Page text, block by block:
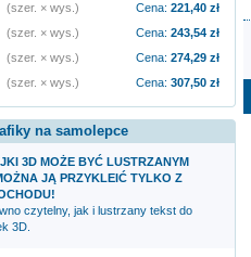
(szer. × wys.) Cena: 221,40zł
(szer. × wys.) Cena: 243,54zł
(szer. × wys.) Cena: 274,29zł
(szer. × wys.) Cena: 307,50zł
na samolepce
3D MOŻE BYĆ LUSTRZANYM
JĄ PRZYKLEIĆ TYLKO Z
czytelny, jak i lustrzany tekst do
3D.